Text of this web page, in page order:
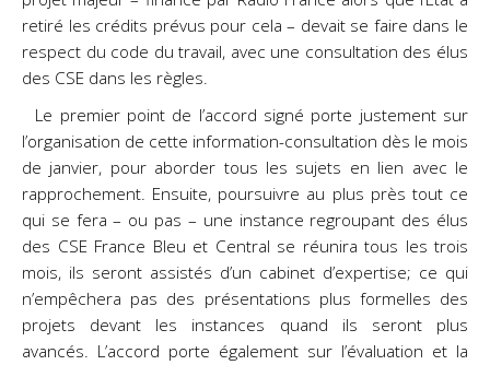
retiré les crédits prévus pour cela – devait se faire dans le
respect du code du travail, avec une consultation des élus
des CSE dans les règles.
Le premier point de l’accord signé porte justement sur
l’organisation de cette information-consultation dès le mois
de janvier, pour aborder tous les sujets en lien avec le
rapprochement. Ensuite, poursuivre au plus près tout ce
qui se fera – ou pas – une instance regroupant des élus
des CSE France Bleu et Central se réunira tous les trois
mois, ils seront assistés d’un cabinet d’expertise; ce qui
n’empêchera pas des présentations plus formelles des
projets devant les instances quand ils seront plus
avancés. L’accord porte également sur l’évaluation et la